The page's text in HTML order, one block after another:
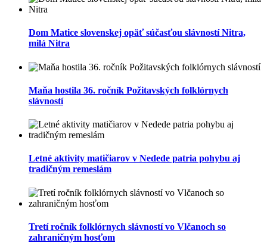
Dom Matice slovenskej opäť súčasťou slávností Nitra,
milá Nitra
Maňa hostila 36. ročník Požitavských folklórnych
slávností
Letné aktivity matičiarov v Nedede patria pohybu aj
tradičným remeslám
Tretí ročník folklórnych slávností vo Vlčanoch so
zahraničným hosťom